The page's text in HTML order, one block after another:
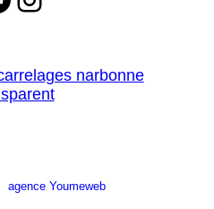
agence Youmeweb